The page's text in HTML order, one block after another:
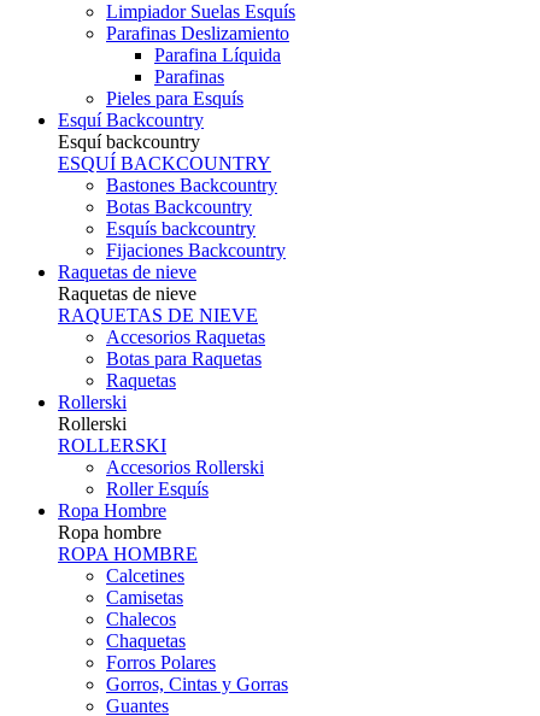
Limpiador Suelas Esquís
Parafinas Deslizamiento
Parafina Líquida
Parafinas
Pieles para Esquís
Esquí Backcountry
Esquí backcountry
ESQUÍ BACKCOUNTRY
Bastones Backcountry
Botas Backcountry
Esquís backcountry
Fijaciones Backcountry
Raquetas de nieve
Raquetas de nieve
RAQUETAS DE NIEVE
Accesorios Raquetas
Botas para Raquetas
Raquetas
Rollerski
Rollerski
ROLLERSKI
Accesorios Rollerski
Roller Esquís
Ropa Hombre
Ropa hombre
ROPA HOMBRE
Calcetines
Camisetas
Chalecos
Chaquetas
Forros Polares
Gorros, Cintas y Gorras
Guantes